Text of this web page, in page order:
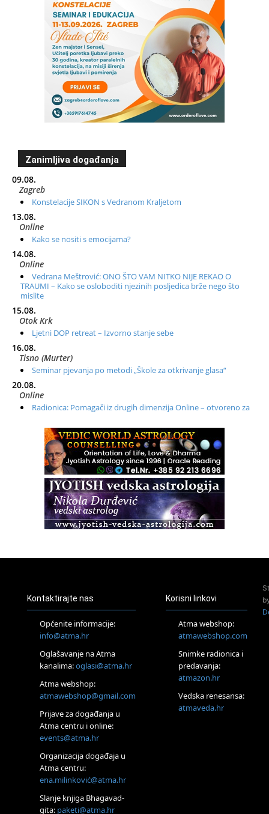
Zanimljiva događanja
09.08.
Zagreb
Konstelacije SIKON s Vedranom Kraljetom
13.08.
Online
Kako se nositi s emocijama?
14.08.
Online
Vedrana Meštrović: ONO ŠTO VAM NITKO NIJE REKAO O
TRAUMI – Kako se osloboditi njezinih posljedica brže nego što
mislite
15.08.
Otok Krk
Ljetni DOP retreat – Izvorno stanje sebe
16.08.
Tisno (Murter)
Seminar pjevanja po metodi „Škole za otkrivanje glasa“
20.08.
Online
Radionica: Pomagači iz drugih dimenzija Online – otvoreno za
Zagreb+Online
Osnovni ThetaHealing® tečaj, Zagreb i Online
Zagreb
Osnovna radionica za izscjeljivanje pranom (Basic Pranic
Healing course)
Access BARS®, otpusti stres
Pjesma srca / Zagreb
Tečaj Višeg Vodstva, razvijanja intuicije i Akaša zapisa
Online
Upisi u program Profesionalni hipnoterapeut — nova
Online
Postanite Nositelj Vibracije Nove Zemlje
Visoko
Alemka Dauskardt – Jednodnevna radionica sistemskih
konstelacija
Zagreb
HOD PO ŽERAVICI – Seminar koji mijenja tijelo, duh i um
SoulFest – Festival glazbe, mudrosti i zajedništva
Kontaktirajte nas
Općenite informacije:
info@atma.hr
Oglašavanje na Atma
kanalima:oglasi@atma.hr
Atma webshop:
atmawebshop@gmail.com
Prijave za događanja u
Atma centru i online:
events@atma.hr
Organizacija događaja u
Atma centru:
ena.milinković@atma.hr
Slanje knjiga Bhagavad-
gita: paketi@atma.hr
Korisni linkovi
Atma webshop:
atmawebshop.com
Snimke radionica i
predavanja:
atmazon.hr
Vedska renesansa:
atmaveda.hr